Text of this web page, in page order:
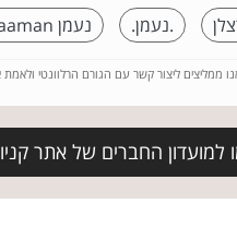
.נעמן. נעמן Naaman
ממליצים ליצור קשר עם הגורם הרלוונטי
למועדון החברים של אתר